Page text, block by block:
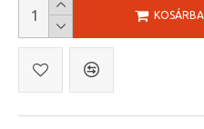
KOSÁRBA